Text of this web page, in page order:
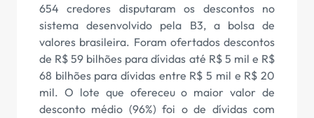
654 credores disputaram os descontos no
sistema desenvolvido pela B3, a bolsa de
valores brasileira. Foram ofertados descontos
de R$ 59 bilhões para dívidas até R$ 5 mil e R$
68 bilhões para dívidas entre R$ 5 mil e R$ 20
mil. O lote que ofereceu o maior valor de
desconto médio (96%) foi o de dívidas com